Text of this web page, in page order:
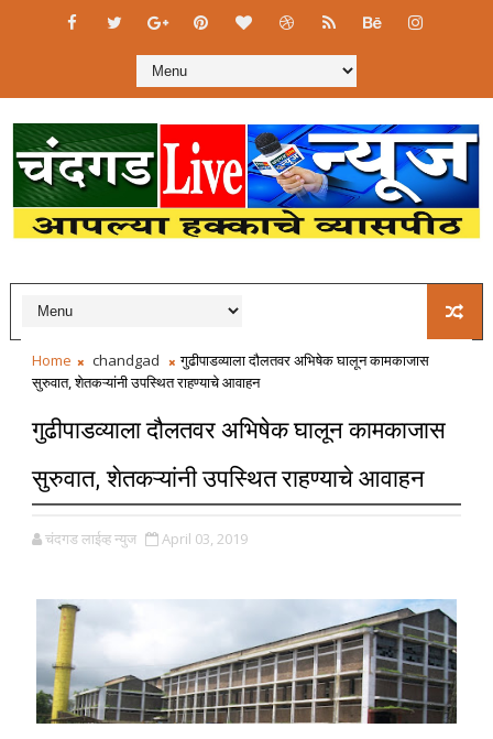
Home chandgad
गुढीपाडव्याला दौलतवर अभिषेक घालून कामकाजास
सुरुवात, शेतकऱ्यांनी उपस्थित राहण्याचे आवाहन
गुढीपाडव्याला दौलतवर अभिषेक घालून कामकाजास
सुरुवात, शेतकऱ्यांनी उपस्थित राहण्याचे आवाहन
चंदगड लाईव्ह न्युज April 03, 2019